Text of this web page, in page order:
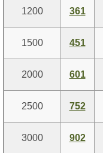
1200 361
1500 451
2000 601
2500 752
3000 902